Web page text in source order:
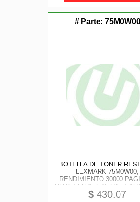
# Parte: 75M0W00
BOTELLA DE TONER
LEXMARK 75M0W00,
RENDIMIENTO 30000
PARA CS531, 632, 639,
C2335, XC2335
$ 430.07